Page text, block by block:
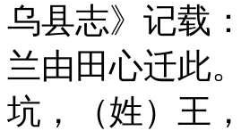
乌县志》记载
兰由田心迁此
坑，（姓）王